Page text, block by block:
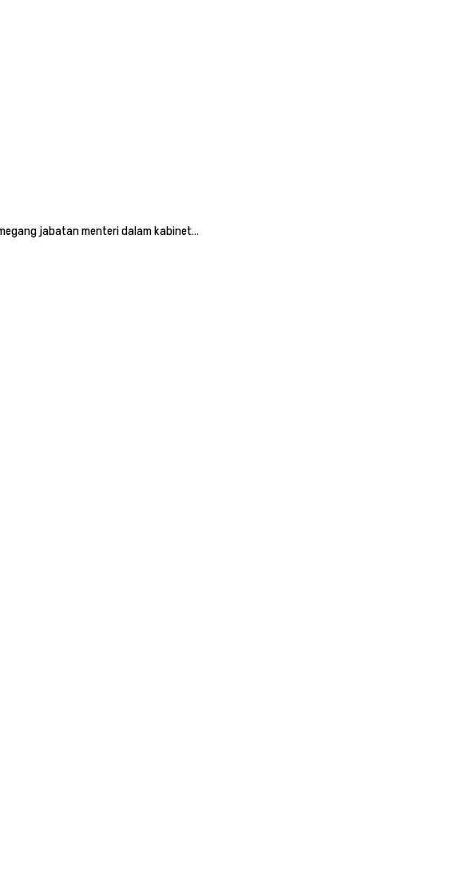
jabatan menteri dalam kabinet…